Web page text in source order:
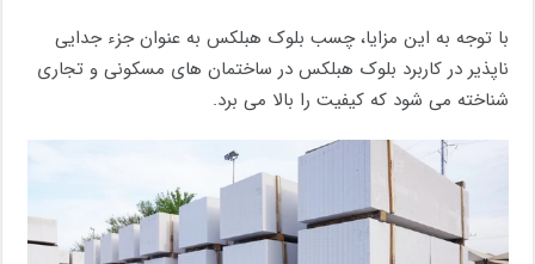
با توجه به این مزایا، چسب بلوک هبلکس به عنوان جزء جدایی
ناپذیر در کاربرد بلوک هبلکس در ساختمان های مسکونی و تجاری
شناخته می شود که کیفیت را بالا می برد.